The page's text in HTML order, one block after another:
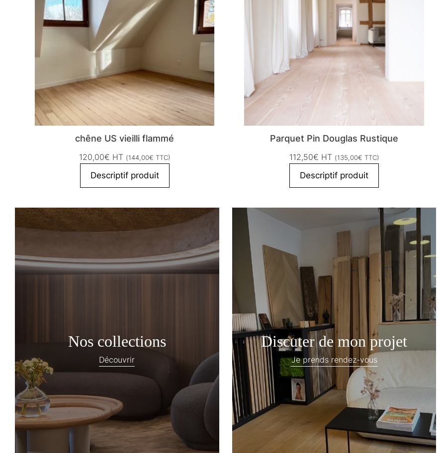
chêne US vieilli flammé
120,00€ HT (144,00€ TTC)
Descriptif produit
Parquet Pin Douglas Rustique
112,50€ HT (135,00€ TTC)
Descriptif produit
Nos collections
Découvrir
Discuter de mon projet
Je prends rendez-vous